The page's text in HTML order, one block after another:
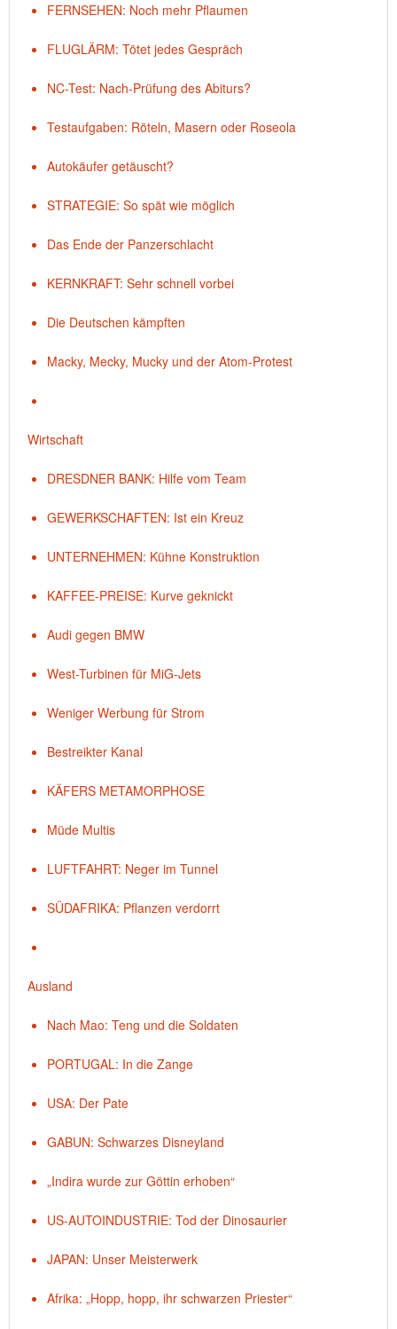
FERNSEHEN: Noch mehr Pflaumen
FLUGLÄRM: Tötet jedes Gespräch
NC-Test: Nach-Prüfung des Abiturs?
Testaufgaben: Röteln, Masern oder Roseola
Autokäufer getäuscht?
STRATEGIE: So spät wie möglich
Das Ende der Panzerschlacht
KERNKRAFT: Sehr schnell vorbei
Die Deutschen kämpften
Macky, Mecky, Mucky und der Atom-Protest
Wirtschaft
DRESDNER BANK: Hilfe vom Team
GEWERKSCHAFTEN: Ist ein Kreuz
UNTERNEHMEN: Kühne Konstruktion
KAFFEE-PREISE: Kurve geknickt
Audi gegen BMW
West-Turbinen für MiG-Jets
Weniger Werbung für Strom
Bestreikter Kanal
KÄFERS METAMORPHOSE
Müde Multis
LUFTFAHRT: Neger im Tunnel
SÜDAFRIKA: Pflanzen verdorrt
Ausland
Nach Mao: Teng und die Soldaten
PORTUGAL: In die Zange
USA: Der Pate
GABUN: Schwarzes Disneyland
„Indira wurde zur Göttin erhoben“
US-AUTOINDUSTRIE: Tod der Dinosaurier
JAPAN: Unser Meisterwerk
Afrika: „Hopp, hopp, ihr schwarzen Priester“